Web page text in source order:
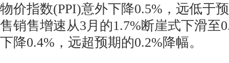
物价指数(PPI)意外下降0.5%，远低于
售销售增速从3月的1.7%断崖式下滑至
下降0.4%，远超预期的0.2%降幅。